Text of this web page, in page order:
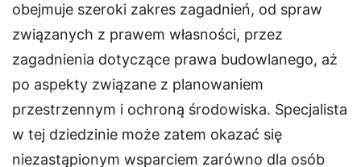
obejmuje szeroki zakres zagadnień, od spraw
związanych z prawem własności, przez
zagadnienia dotyczące prawa budowlanego, aż
po aspekty związane z planowaniem
przestrzennym i ochroną środowiska. Specjalista
w tej dziedzinie może zatem okazać się
niezastąpionym wsparciem zarówno dla osób